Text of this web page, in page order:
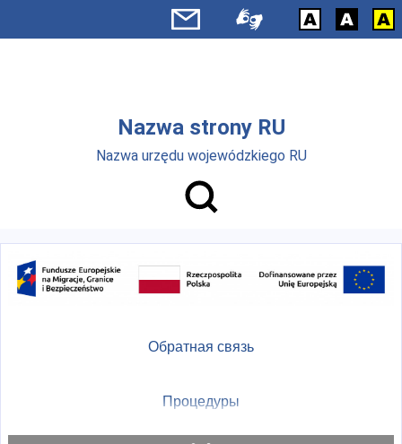
Перейти к основному содержанию
Nazwa strony RU
Nazwa urzędu wojewódzkiego RU
Обратная связь
Процедуры